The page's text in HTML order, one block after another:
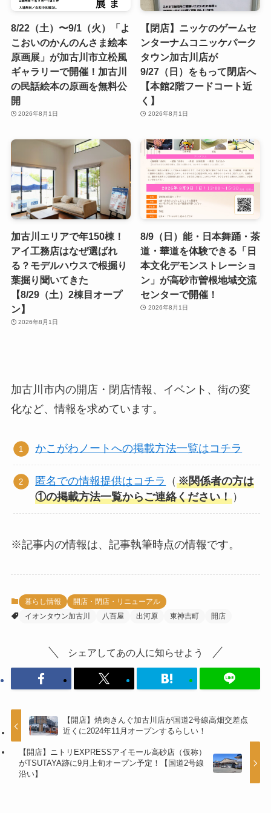
8/22（土）〜9/1（火）「よ
こおいのかんのんさま絵本
原画展」が加古川市立松風
ギャラリーで開催！加古川
の民話絵本の原画を無料公
開
2026年8月1日
【閉店】ニッケのゲームセ
ンターナムコニッケパーク
タウン加古川店が
9/27（日）をもって閉店へ
【本館2階フードコート近
く】
2026年8月1日
加古川エリアで年150棟！
アイ工務店はなぜ選ばれ
る？モデルハウスで根掘り
葉掘り聞いてきた
【8/29（土）2棟目オープ
ン】
2026年8月1日
8/9（日）能・日本舞踊・茶
道・華道を体験できる「日
本文化デモンストレーショ
ン」が高砂市曽根地域交流
センターで開催！
2026年8月1日
加古川市内の開店・閉店情報、イベント、街の変
化など、情報を求めています。
かこがわノートへの掲載方法一覧はコチラ
匿名での情報提供はコチラ （※関係者の方は
①の掲載方法一覧からご連絡ください！ ）
※記事内の情報は、記事執筆時点の情報です。
暮らし情報
開店・閉店・リニューアル
イオンタウン加古川
八百屋 出河原 東神吉町 開店
シェアしてあの人に知らせよう
【開店】焼肉きんぐ加古川店が国道2号線高畑交差点
近くに2024年11月オープンするらしい！
【開店】ニトリEXPRESSアイモール高砂店（仮称）
がTSUTAYA跡に9月上旬オープン予定！【国道2号線
沿い】